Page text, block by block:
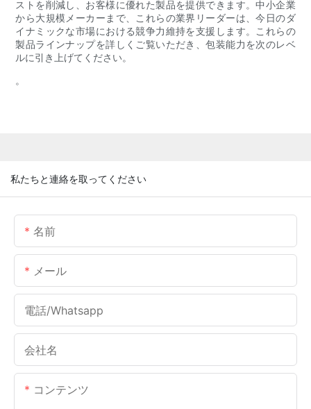
ストを削減し、お客様に優れた製品を提供できます。中小企業
から大規模メーカーまで、これらの業界リーダーは、今日のダ
イナミックな市場における競争力維持を支援します。これらの
製品ラインナップを詳しくご覧いただき、包装能力を次のレベ
ルに引き上げてください。
。
私たちと連絡を取ってください
名前
メール
電話/whatsapp
会社名
コンテンツ